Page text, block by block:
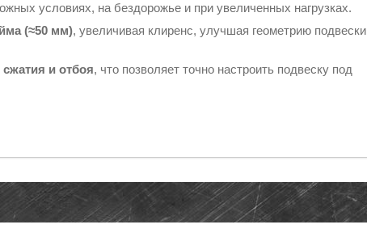
условиях, на бездорожье и при увеличенных нагрузках.
(≈50 мм), увеличивая клиренс, улучшая геометрию подвески
сжатия и отбоя, что позволяет точно настроить подвеску под